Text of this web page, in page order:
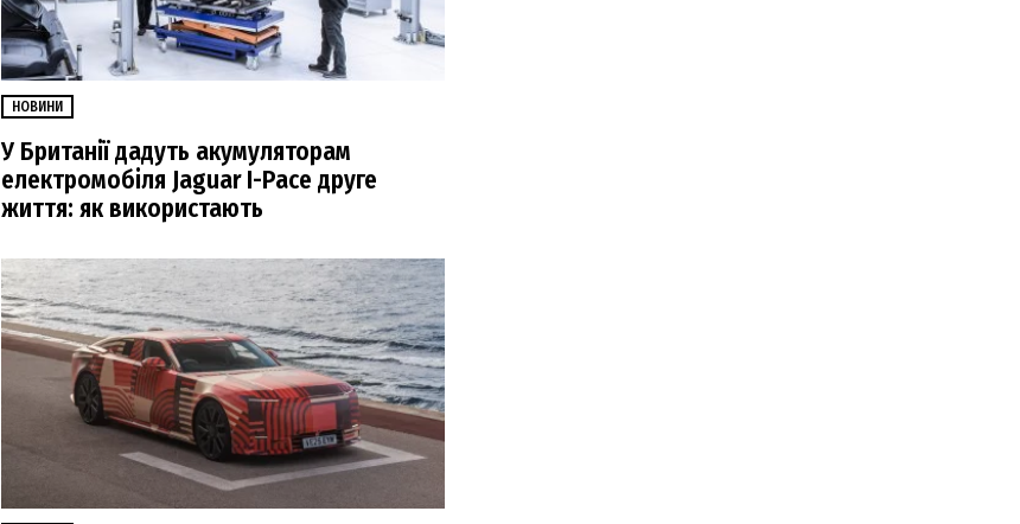
НОВИНИ
У Британії дадуть акумуляторам
електромобіля Jaguar I-Pace друге
життя: як використають